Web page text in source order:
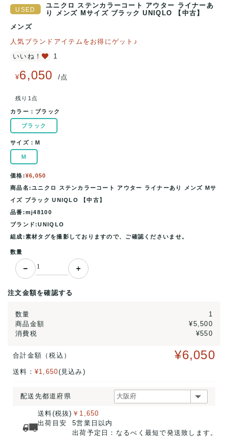
ユニクロ ステンカラーコート アウター ライナーあ
り メンズ Mサイズ ブラック UNIQLO 【中古】
メンズ
人気ブランドアイテムをお得にゲット♪
いいね！
1
¥6,050 /点
残り1点
カラー： ブラック
ブラック
サイズ：M
M
価格:¥6,050
商品名:ユニクロ ステンカラーコート アウター ライナーあり メンズ Mサ
イズ ブラック UNIQLO 【中古】
品番:mj48100
ブランド:UNIQLO
組成:素材タグを撮影しておりますので、ご確認くださいませ。
数量
注文金額を確認する
数量
1
商品金額
¥5,500
消費税
¥550
合計金額（税込） ¥6,050
送料： ¥1,650(見込み)
配送先都道府県
送料(税抜)
出荷目安
￥1,650
5営業日以内
出荷予定日：なるべく最短で発送致します。